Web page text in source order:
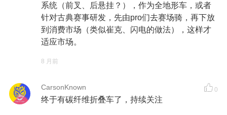
系统（前叉、后悬挂？），作为全地形车，或者
针对古典赛事研发，先由pro们去赛场骑，再下放
到消费市场（类似崔克、闪电的做法），这样才
适应市场。
8 月前
CarsonKnown 0
终于有碳纤维折叠车了，持续关注